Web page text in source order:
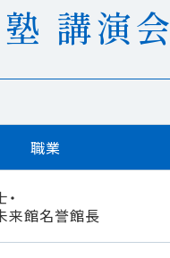
講演会
職業
来館名誉館長